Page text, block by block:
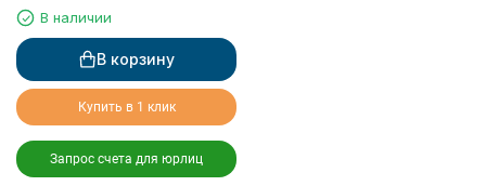
монтажа, с термостатом
В наличии
В корзину
Купить в 1 клик
Запрос счета для юрлиц